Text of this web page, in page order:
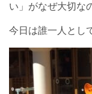
い」がなぜ大切な
今日は誰一人とし